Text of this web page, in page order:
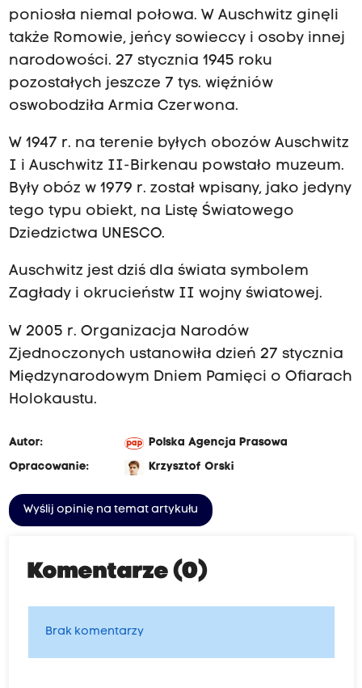
poniosła niemal połowa. W Auschwitz ginęli
także Romowie, jeńcy sowieccy i osoby innej
narodowości. 27 stycznia 1945 roku
pozostałych jeszcze 7 tys. więźniów
oswobodziła Armia Czerwona.
W 1947 r. na terenie byłych obozów Auschwitz
I i Auschwitz II-Birkenau powstało muzeum.
Były obóz w 1979 r. został wpisany, jako jedyny
tego typu obiekt, na Listę Światowego
Dziedzictwa UNESCO.
Auschwitz jest dziś dla świata symbolem
Zagłady i okrucieństw II wojny światowej.
W 2005 r. Organizacja Narodów
Zjednoczonych ustanowiła dzień 27 stycznia
Międzynarodowym Dniem Pamięci o Ofiarach
Holokaustu.
a
l
a
ł
y
c
h
n
a
o
Autor:
Polska Agencja Prasowa
Opracowanie:
Krzysztof Orski
Wyślij opinię na temat artykułu
Komentarze (0)
Brak komentarzy